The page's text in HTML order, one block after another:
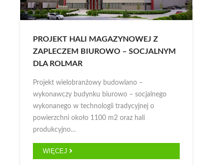
PROJEKT HALI MAGAZYNOWEJ Z
ZAPLECZEM BIUROWO – SOCJALNYM
DLA ROLMAR
Projekt wielobranżowy budowlano –
wykonawczy budynku biurowo – socjalnego
wykonanego w technologii tradycyjnej o
powierzchni około 1100 m2 oraz hali
produkcyjno…
WIĘCEJ